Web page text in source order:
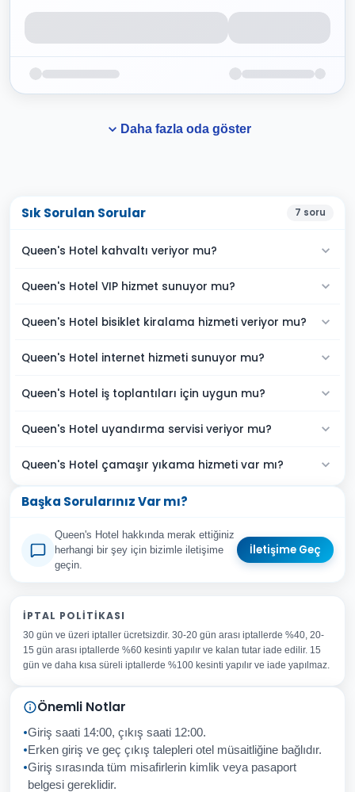
Daha fazla oda göster
Sık Sorulan Sorular 7 soru
Queen's Hotel kahvaltı veriyor mu?
Queen's Hotel VIP hizmet sunuyor mu?
Queen's Hotel bisiklet kiralama hizmeti veriyor mu?
Queen's Hotel internet hizmeti sunuyor mu?
Queen's Hotel iş toplantıları için uygun mu?
Queen's Hotel uyandırma servisi veriyor mu?
Queen's Hotel çamaşır yıkama hizmeti var mı?
Başka Sorularınız Var mı?
Queen's Hotel hakkında merak ettiğiniz
herhangi bir şey için bizimle iletişime
geçin.
İletişime Geç
Adınız Soyadınız
E-posta Adresiniz
Konu
Sorunuz
İptal Gönder
İPTAL POLITIKASI
30 gün ve üzeri iptaller ücretsizdir. 30-20 gün arası iptallerde %40, 20-
15 gün arası iptallerde %60 kesinti yapılır ve kalan tutar iade edilir. 15
gün ve daha kısa süreli iptallerde %100 kesinti yapılır ve iade yapılmaz.
Önemli Notlar
Giriş saati 14:00, çıkış saati 12:00.
Erken giriş ve geç çıkış talepleri otel müsaitliğine bağlıdır.
Giriş sırasında tüm misafirlerin kimlik veya pasaport
belgesi gereklidir.